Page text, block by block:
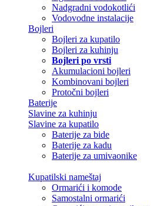
Nadgradni vodokotlići
Vodovodne instalacije
Bojleri
Bojleri za kupatilo
Bojleri za kuhinju
Bojleri po vrsti
Akumulacioni bojleri
Kombinovani bojleri
Protočni bojleri
Baterije
Slavine za kuhinju
Slavine za kupatilo
Baterije za bide
Baterije za kadu
Baterije za umivaonike
Kupatilski nameštaj
Ormarići i komode
Samostalni ormarići